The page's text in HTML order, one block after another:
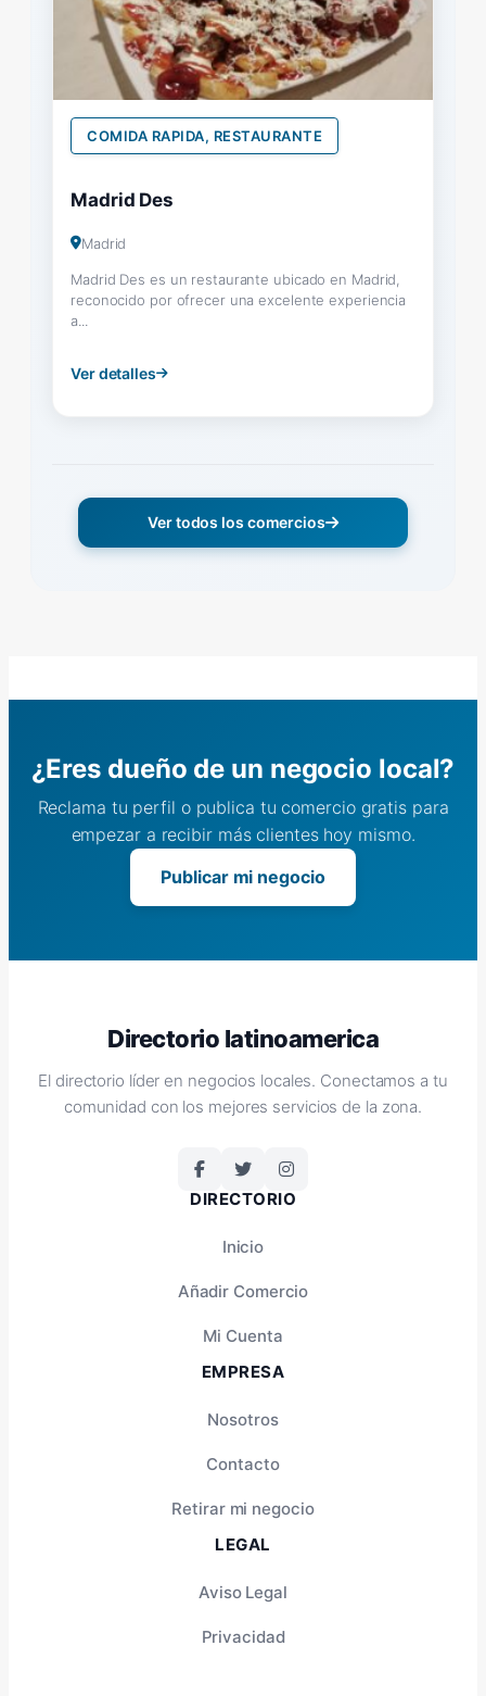
COMIDA RAPIDA, RESTAURANTE
Madrid Des
Madrid
Madrid Des es un restaurante ubicado en Madrid,
reconocido por ofrecer una excelente experiencia
a...
Ver detalles
Ver todos los comercios
¿Eres dueño de un negocio local?
Reclama tu perfil o publica tu comercio gratis para
empezar a recibir más clientes hoy mismo.
Publicar mi negocio
Directorio latinoamerica
El directorio líder en negocios locales. Conectamos a tu
comunidad con los mejores servicios de la zona.
DIRECTORIO
Inicio
Añadir Comercio
Mi Cuenta
EMPRESA
Nosotros
Contacto
Retirar mi negocio
LEGAL
Aviso Legal
Privacidad